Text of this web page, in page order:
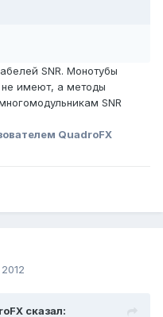
SNR. Монотубы
не имеют, а методы
SNR
QuadroFX
сказал: